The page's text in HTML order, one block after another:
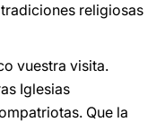
religiosas
vuestra visita.
Iglesias
Que la